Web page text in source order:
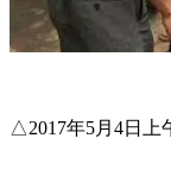
△2017年5月4日上